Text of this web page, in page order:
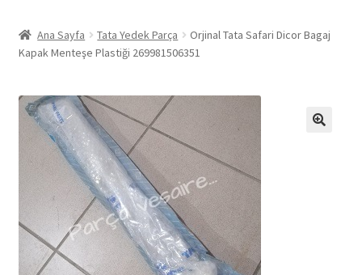
Ana Sayfa Tata Yedek Parça
Orjinal Tata Safari Dicor Bagaj
Kapak Menteşe Plastiği 269981506351